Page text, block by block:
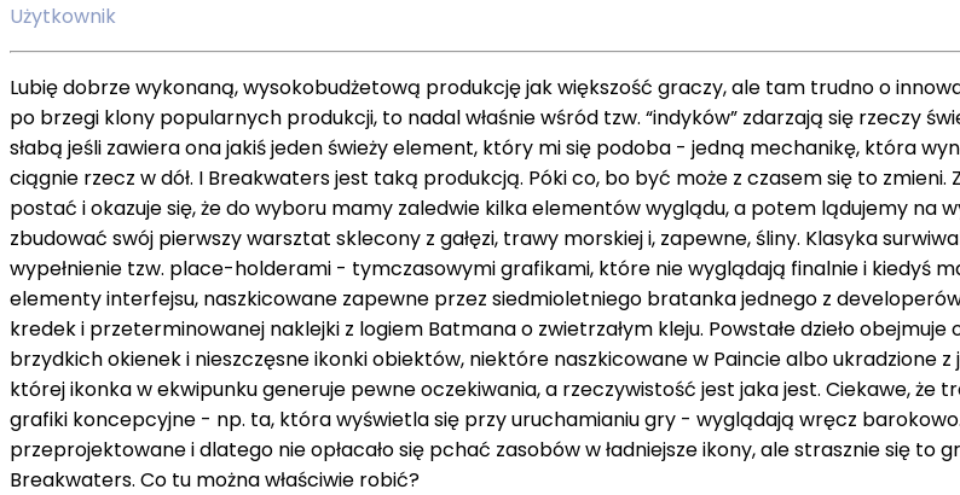
Użytkownik
Lubię dobrze wykonaną, wysokobudżetową produkcję jak większość graczy, ale tam trudno o
po brzegi klony popularnych produkcji, to nadal właśnie wśród tzw. “indyków” zdarzają się rzeczy
słabą jeśli zawiera ona jakiś jeden świeży element, który mi się podoba - jedną mechanikę, która
ciągnie rzecz w dół. I Breakwaters jest taką produkcją. Póki co, bo być może z czasem się to
postać i okazuje się, że do wyboru mamy zaledwie kilka elementów wyglądu, a potem lądujemy na
zbudować swój pierwszy warsztat sklecony z gałęzi, trawy morskiej i, zapewne, śliny. Klasyka
wypełnienie tzw. place-holderami - tymczasowymi grafikami, które nie wyglądają finalnie i kiedyś
elementy interfejsu, naszkicowane zapewne przez siedmioletniego bratanka jednego z
kredek i przeterminowanej naklejki z logiem Batmana o zwietrzałym kleju. Powstałe dzieło
brzydkich okienek i nieszczęsne ikonki obiektów, niektóre naszkicowane w Paincie albo ukradzione
której ikonka w ekwipunku generuje pewne oczekiwania, a rzeczywistość jest jaka jest. Ciekawe,
grafiki koncepcyjne - np. ta, która wyświetla się przy uruchamianiu gry - wyglądają wręcz
przeprojektowane i dlatego nie opłacało się pchać zasobów w ładniejsze ikony, ale strasznie się
Breakwaters. Co tu można właściwie robić?